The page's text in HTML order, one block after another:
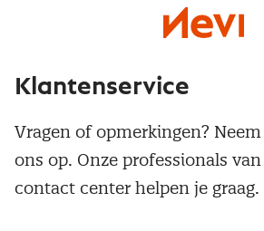
Klantenservice
Vragen of opmerkingen?
ons op. Onze professionals
contact center helpen je graag.